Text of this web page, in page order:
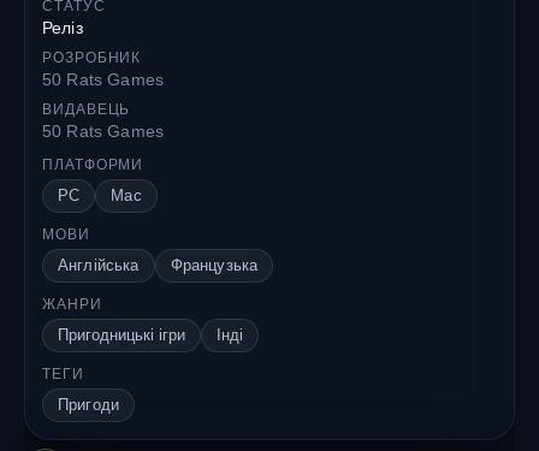
СТАТУС
Реліз
РОЗРОБНИК
50 Rats Games
ВИДАВЕЦЬ
50 Rats Games
ПЛАТФОРМИ
PC Mac
МОВИ
Англійська Французька
ЖАНРИ
Пригодницькі ігри Інді
ТЕГИ
Пригоди